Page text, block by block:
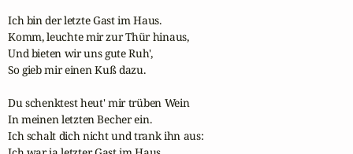
Ich bin der letzte Gast im Haus.
Komm, leuchte mir zur Thür hinaus,
Und bieten wir uns gute Ruh',
So gieb mir einen Kuß dazu.
Du schenktest heut' mir trüben Wein
In meinen letzten Becher ein.
Ich schalt dich nicht und trank ihn aus: